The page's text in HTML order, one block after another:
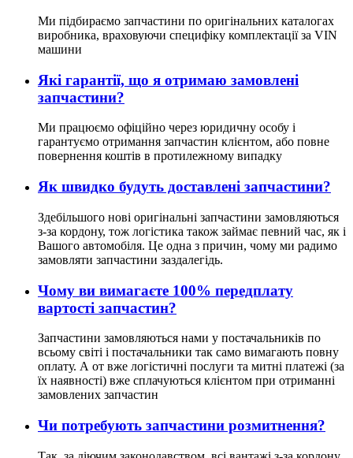
Ми підбираємо запчастини по оригінальних каталогах
виробника, враховуючи специфіку комплектації за VIN
машини
Які гарантії, що я отримаю замовлені
запчастини?
Ми працюємо офіційно через юридичну особу і
гарантуємо отримання запчастин клієнтом, або повне
повернення коштів в протилежному випадку
Як швидко будуть доставлені запчастини?
Здебільшого нові оригінальні запчастини замовляються
з-за кордону, тож логістика також займає певний час, як і
Вашого автомобіля. Це одна з причин, чому ми радимо
замовляти запчастини заздалегідь.
Чому ви вимагаєте 100% передплату
вартості запчастин?
Запчастини замовляються нами у постачальників по
всьому світі і постачальники так само вимагають повну
оплату. А от вже логістичні послуги та митні платежі (за
їх наявності) вже сплачуються клієнтом при отриманні
замовлених запчастин
Чи потребують запчастини розмитнення?